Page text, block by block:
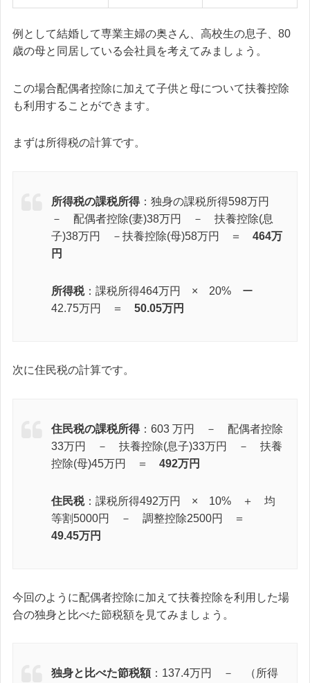
例として結婚して専業主婦の奥さん、高校生の息子、80
歳の母と同居している会社員を考えてみましょう。
この場合配偶者控除に加えて子供と母について扶養控除
も利用することができます。
まずは所得税の計算です。
所得税の課税所得：独身の課税所得598万円
－ 配偶者控除(妻)38万円 － 扶養控除(息
子)38万円 －扶養控除(母)58万円 ＝ 464万
円
所得税：課税所得464万円 × 20% ー
42.75万円 ＝ 50.05万円
次に住民税の計算です。
住民税の課税所得：603 万円 － 配偶者控除
33万円 － 扶養控除(息子)33万円 － 扶養
控除(母)45万円 ＝ 492万円
住民税：課税所得492万円 × 10% ＋ 均
等割5000円 － 調整控除2500円 ＝
49.45万円
今回のように配偶者控除に加えて扶養控除を利用した場
合の独身と比べた節税額を見てみましょう。
独身と比べた節税額：137.4万円 － （所得